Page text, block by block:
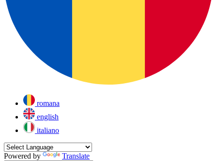
romana
english
italiano
Powered by Translate